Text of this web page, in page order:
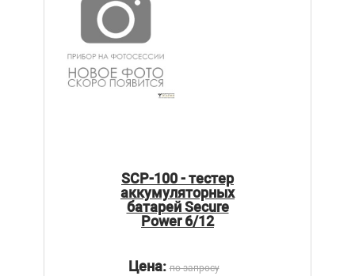
SCP-100 - тестер
аккумуляторных
батарей Secure
Power 6/12
Цена:по запросу